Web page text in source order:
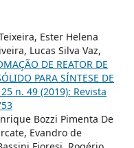
Ester Helena
Lucas Silva Vaz,
DE REATOR DE
PARA SÍNTESE DE
n. 49 (2019): Revista
Bozzi Pimenta De
Evandro de